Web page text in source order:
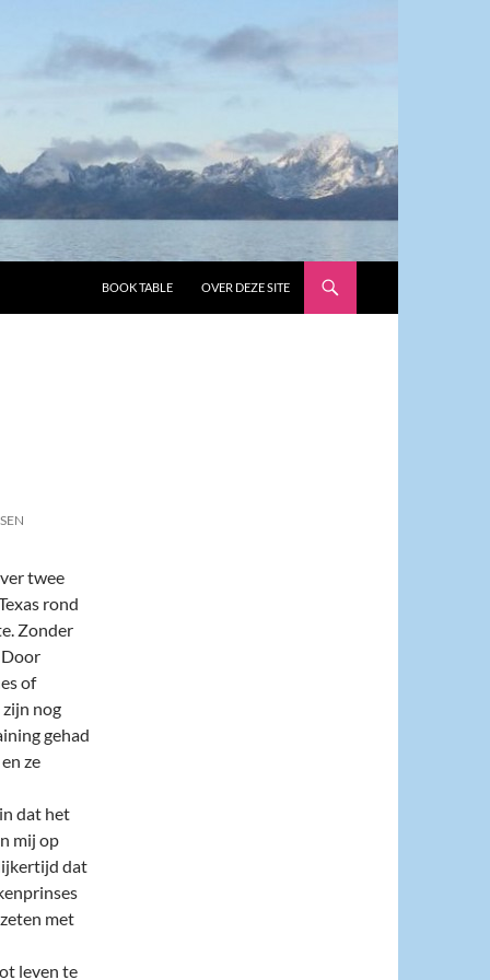
BOOK TABLE
OVER DEZE SITE
twee
rond
Zonder
Door
of
nog
gehad
ze
dat het
mij op
dat
met
leven te